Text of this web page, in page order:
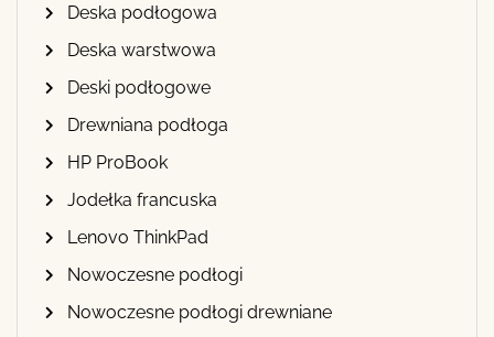
Deska podłogowa
Deska warstwowa
Deski podłogowe
Drewniana podłoga
HP ProBook
Jodełka francuska
Lenovo ThinkPad
Nowoczesne podłogi
Nowoczesne podłogi drewniane